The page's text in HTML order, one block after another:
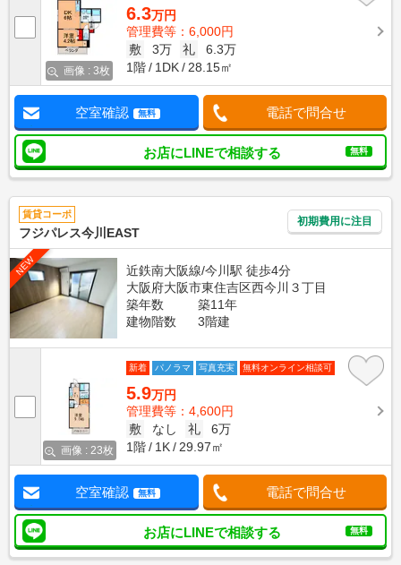
画像 : 3枚
6.3万円
管理費等：6,000円
敷
3万 礼
6.3万
1階
1DK 28.15㎡
空室確認 無料 電話で問合せ
お店にLINEで相談する 無料
賃貸コーポ
フジパレス今川EAST
初期費用に注目
NEW
近鉄南大阪線/今川駅 徒歩4分
大阪府大阪市東住吉区西今川３丁目
築年数
築11年
建物階数
3階建
画像 : 23枚
新着 パノラマ 写真充実 無料オンライン相談可
5.9万円
管理費等：4,600円
敷
なし 礼
6万
1階
1K 29.97㎡
空室確認 無料 電話で問合せ
お店にLINEで相談する 無料